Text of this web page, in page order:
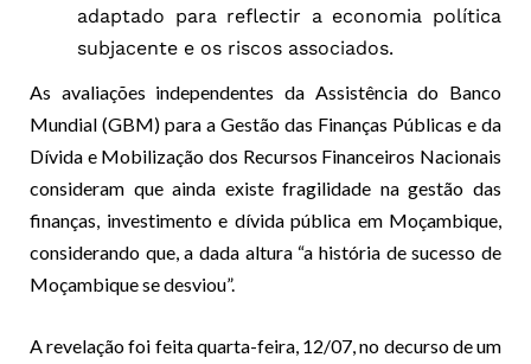
adaptado para reflectir a economia política
subjacente e os riscos associados.
As avaliações independentes da Assistência do Banco
Mundial (GBM) para a Gestão das Finanças Públicas e da
Dívida e Mobilização dos Recursos Financeiros Nacionais
consideram que ainda existe fragilidade na gestão das
finanças, investimento e dívida pública em Moçambique,
considerando que, a dada altura “a história de sucesso de
Moçambique se desviou”.
A revelação foi feita quarta-feira, 12/07, no decurso de um